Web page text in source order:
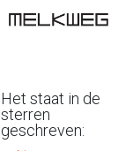
Het staat in de
sterren
geschreven: